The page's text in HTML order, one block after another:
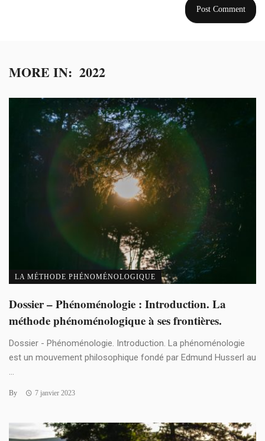
MORE IN: 2022
LA MÉTHODE PHÉNOMÉNOLOGIQUE
Dossier – Phénoménologie : Introduction. La
méthode phénoménologique à ses frontières.
Dossier - Phénoménologie. Introduction. La phénoménologie
est un mouvement philosophique fondé par Edmund Husserl au
...
By 7 janvier 2023